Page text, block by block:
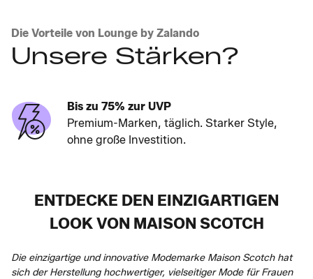
Die Vorteile von Lounge by Zalando
Unsere Stärken?
Bis zu 75% zur UVP
Premium-Marken, täglich. Starker Style,
ohne große Investition.
ENTDECKE DEN EINZIGARTIGEN
LOOK VON MAISON SCOTCH
Die einzigartige und innovative Modemarke Maison Scotch hat
sich der Herstellung hochwertiger, vielseitiger Mode für Frauen